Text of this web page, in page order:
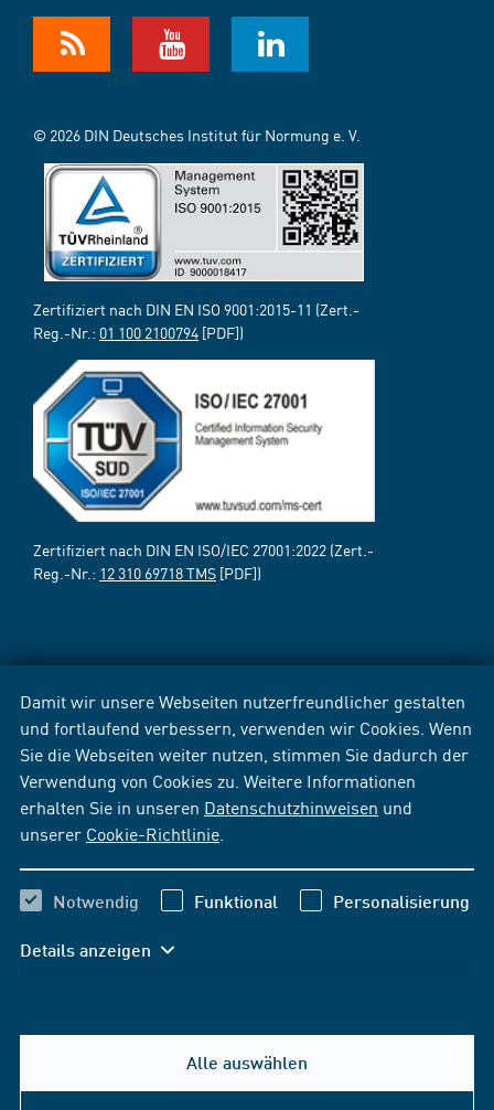
Damit wir unsere Webseiten nutzerfreundlicher gestalten
und fortlaufend verbessern, verwenden wir Cookies. Wenn
Sie die Webseiten weiter nutzen, stimmen Sie dadurch der
Verwendung von Cookies zu. Weitere Informationen
erhalten Sie in unseren Datenschutzhinweisen und
unserer Cookie-Richtlinie
Notwendig Funktional Personalisierung
Details anzeigen
Alle auswählen
© 2026 DIN Deutsches Institut für Normung e. V.
Zertifiziert nach DIN EN ISO 9001:2015-11 (Zert.-
Reg.-Nr.: 01 100 2100794 [PDF])
Zertifiziert nach DIN EN ISO/IEC 27001:2022 (Zert.-
Reg.-Nr.: 12 310 69718 TMS [PDF])